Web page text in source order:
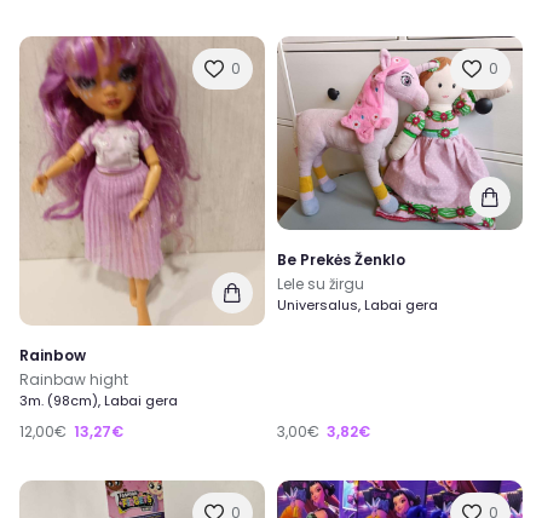
0
Rainbow
Rainbaw hight
3m. (98cm), Labai gera
12,00€ 13,27€
0
Be Prekės Ženklo
Lele su žirgu
Universalus, Labai gera
3,00€ 3,82€
0 0